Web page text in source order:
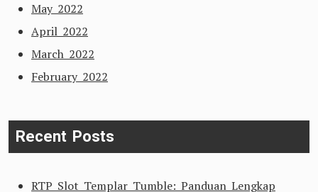
May 2022
April 2022
March 2022
February 2022
Recent Posts
RTP Slot Templar Tumble: Panduan Lengkap